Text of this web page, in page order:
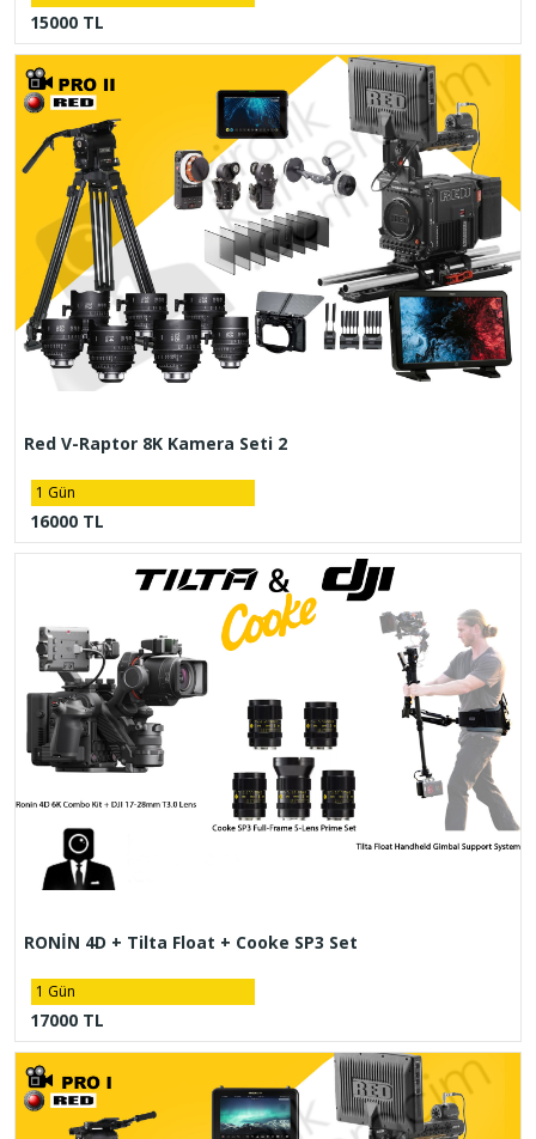
15000 TL
Red V-Raptor 8K Kamera Seti 2
1 Gün
16000 TL
RONİN 4D + Tilta Float + Cooke SP3 Set
1 Gün
17000 TL